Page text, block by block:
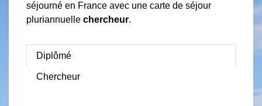
séjourné en France avec une carte de séjour
pluriannuelle chercheur.
Diplômé
Chercheur